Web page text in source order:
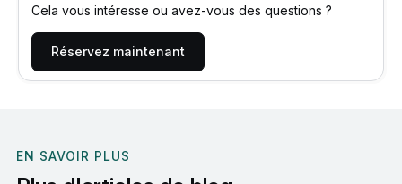
Cela vous intéresse ou avez-vous des questions ?
Réservez maintenant
EN SAVOIR PLUS